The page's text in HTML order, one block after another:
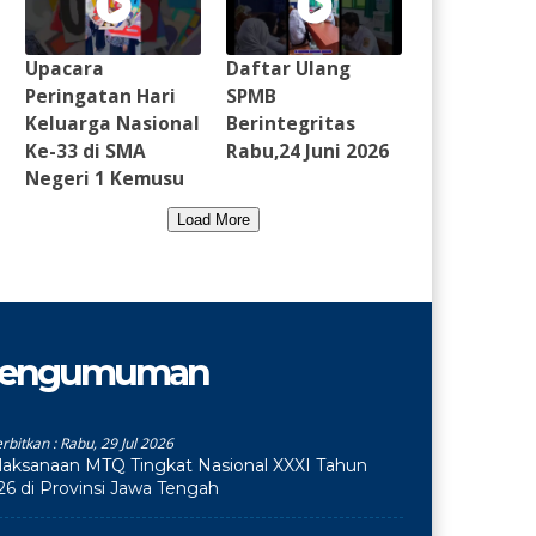
Upacara
Peringatan Hari
Keluarga Nasional
Ke-33 di SMA
Negeri 1 Kemusu
Daftar Ulang
SPMB
Berintegritas
Rabu,24 Juni 2026
Load More
:Rabu, 29 Jul 2026
MTQ Tingkat Nasional XXXI Tahun
di Provinsi Jawa Tengah